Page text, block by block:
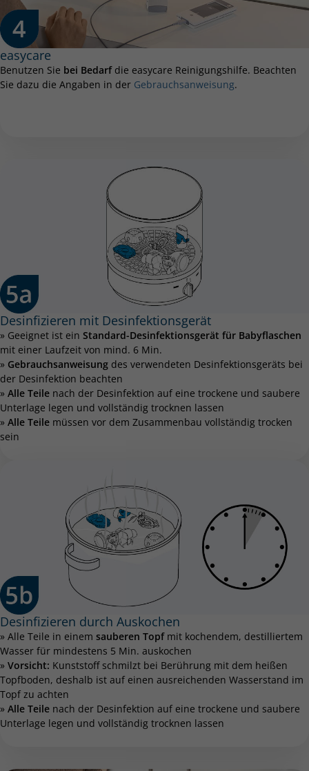
easycare
Benutzen Sie bei Bedarfdie easycare Reinigungshilfe. Beachten
Sie dazu die Angaben in der Gebrauchsanweisung.
Desinfizieren mit Desinfektionsgerät
» Geeignet ist ein Standard-Desinfektionsgerät für Babyflaschen
mit einer Laufzeit von mind. 6 Min.
» Gebrauchsanweisung des verwendeten Desinfektionsgeräts bei
der Desinfektion beachten
» Alle Teile nach der Desinfektion auf eine trockene und saubere
Unterlage legen und vollständig trocknen lassen
» Alle Teile müssen vor dem Zusammenbau vollständig trocken
sein
Desinfizieren durch Auskochen
» Alle Teile in einem sauberen Topfmit kochendem, destilliertem
Wasser für mindestens 5 Min. auskochen
» Vorsicht: Kunststoff schmilzt bei Berührung mit dem heißen
Topfboden, deshalb ist auf einen ausreichenden Wasserstand im
Topf zu achten
» Alle Teile nach der Desinfektion auf eine trockene und saubere
Unterlage legen und vollständig trocknen lassen